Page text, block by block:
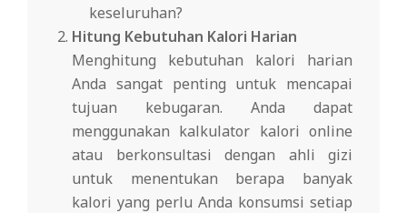
keseluruhan?
Hitung Kebutuhan Kalori Harian
Menghitung kebutuhan kalori harian
Anda sangat penting untuk mencapai
tujuan kebugaran. Anda dapat
menggunakan kalkulator kalori online
atau berkonsultasi dengan ahli gizi
untuk menentukan berapa banyak
kalori yang perlu Anda konsumsi setiap